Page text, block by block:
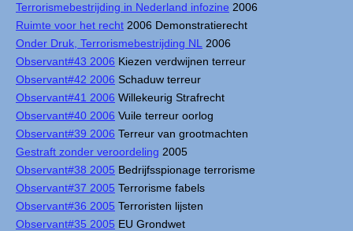
Terrorismebestrijding in Nederland infozine 2006
Ruimte voor het recht 2006 Demonstratierecht
Onder Druk, Terrorismebestrijding NL
2006
Observant#43 2006 Kiezen verdwijnen terreur
Observant#42 2006 Schaduw terreur
Observant#41 2006 Willekeurig Strafrecht
Observant#40 2006 Vuile terreur oorlog
Observant#39 2006 Terreur van grootmachten
Gestraft zonder veroordeling 2005
Observant#38 2005 Bedrijfsspionage terrorisme
Observant#37 2005 Terrorisme fabels
Observant#36 2005 Terroristen lijsten
Observant#35 2005 EU Grondwet